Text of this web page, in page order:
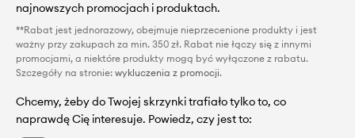
najnowszych promocjach i produktach.
**Rabat jest jednorazowy, obejmuje nieprzecenione produkty i jest
ważny przy zakupach za min. 350 zł. Rabat nie łączy się z innymi
promocjami, a niektóre produkty mogą być wyłączone z rabatu.
Szczegóły na stronie: wykluczenia z promocji.
Chcemy, żeby do Twojej skrzynki trafiało tylko to, co
naprawdę Cię interesuje. Powiedz, czy jest to: